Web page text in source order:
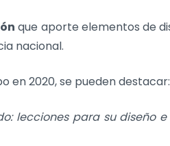
que aporte elementos de
nacional.
en 2020, se pueden destacar:
lecciones para su diseño